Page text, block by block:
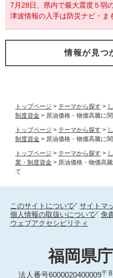
トップページ > テーマから探す >
制度資金 > 原油価格・物価高騰に
トップページ > テーマから探す >
制度資金 > 原油価格・物価高騰に
トップページ > テーマから探す >
業・制度資金 > 原油価格・物価高
て
7月28日、県内で最大震度５弱
津波情報の入手は防災ナビ・ま
情報が見つ
このサイトについて
サイトマ
個人情報の取扱いについて
免
ウェブアクセシビリティ
福岡県
法人番号6000020400009〒